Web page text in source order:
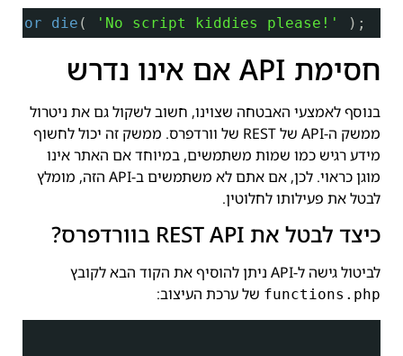
or die ( 'No script kiddies please!' );
חסימת API אם אינו נדרש
בנוסף לאמצעי האבטחה שצוינו, חשוב לשקול גם את ניטרול
ממשק ה-API של REST של וורדפרס. ממשק זה יכול לחשוף
מידע רגיש כמו שמות משתמשים, במיוחד אם האתר אינו
מוגן כראוי. לכן, אם אתם לא משתמשים ב-API הזה, מומלץ
לבטל את פעילותו לחלוטין.
כיצד לבטל את REST API בוורדפרס?
לביטול גישה ל-API ניתן להוסיף את הקוד הבא לקובץ
functions.php של ערכת העיצוב: